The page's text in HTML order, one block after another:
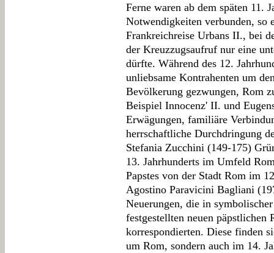
Ferne waren ab dem späten 11.
Notwendigkeiten verbunden, so
Frankreichreise Urbans II., bei
der Kreuzzugsaufruf nur eine
dürfte. Während des 12.
unliebsame Kontrahenten um
Bevölkerung gezwungen, Rom
Beispiel Innocenz' II. und
Erwägungen, familiäre
herrschaftliche Durchdringung
Stefania Zucchini (149-175)
13. Jahrhunderts im Umfeld
Papstes von der Stadt Rom im
Agostino Paravicini Bagliani
Neuerungen, die in
festgestellten neuen päpstlichen
korrespondierten. Diese finden
um Rom, sondern auch im 14.